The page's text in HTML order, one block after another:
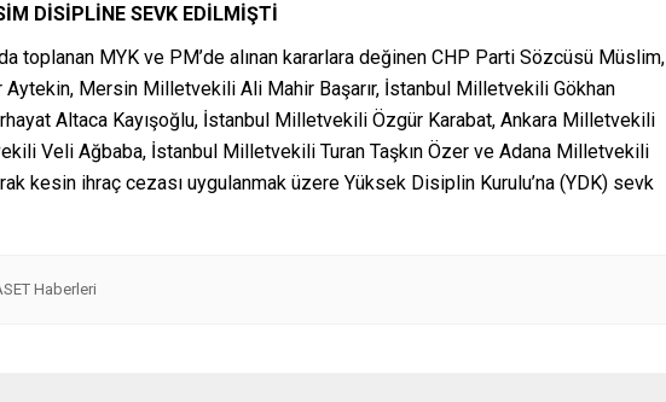
DİSİPLİNE SEVK EDİLMİŞTİ
toplanan MYK ve PM’de alınan kararlara değinen CHP Parti Sözcüsü Müslim,
Aytekin, Mersin Milletvekili Ali Mahir Başarır, İstanbul Milletvekili Gökhan
Altaca Kayışoğlu, İstanbul Milletvekili Özgür Karabat, Ankara Milletvekili
Veli Ağbaba, İstanbul Milletvekili Turan Taşkın Özer ve Adana Milletvekili
kesin ihraç cezası uygulanmak üzere Yüksek Disiplin Kurulu’na (YDK) sevk
Haberleri